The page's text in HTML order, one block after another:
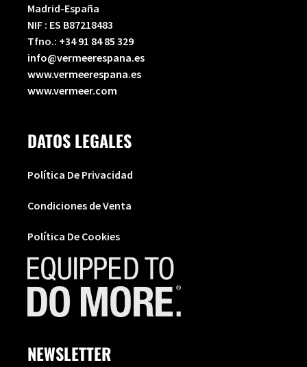
Madrid-España
NIF : ES B87218483
Tfno.: +34 91 84 85 329
info@vermeerespana.es
www.vermeerespana.es
www.vermeer.com
DATOS LEGALES
Política De Privacidad
Condiciones de Venta
Política De Cookies
NEWSLETTER